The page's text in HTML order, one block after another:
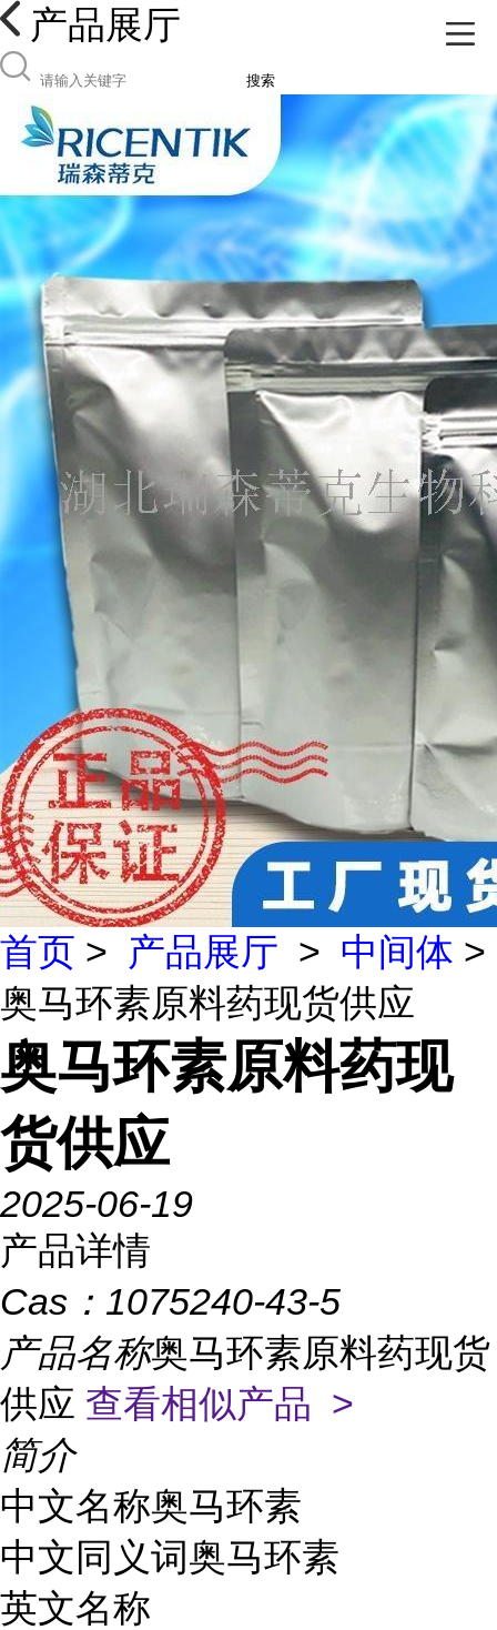
产品展厅
搜索
首页 > 产品展厅 > 中间体 >
奥马环素原料药现货供应
奥马环素原料药现
货供应
2025-06-19
产品详情
Cas： 1075240-43-5
产品名称奥马环素原料药现货
供应 查看相似产品 >
简介
中文名称奥马环素
中文同义词奥马环素
英文名称